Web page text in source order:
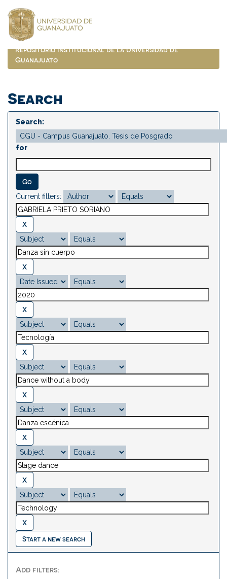
navigation
Repositorio Institucional de la Universidad de
Guanajuato
Search
Search:
for
Current filters:
Start a new search
Add filters: